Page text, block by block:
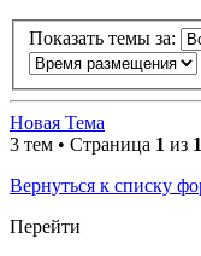
Показать темы за:
Новая Тема
3 тем • Страница 1 из 1
Вернуться к списку
Перейти